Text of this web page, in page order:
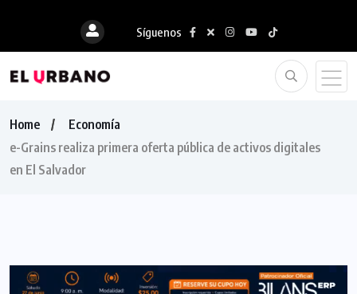
Síguenos
Home
Economía
e-Grains realiza primera oferta pública de activos digitales
en El Salvador